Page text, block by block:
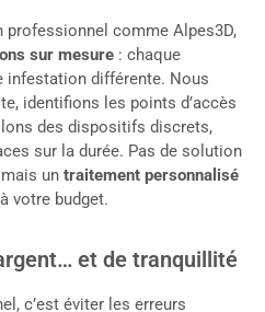
professionnel comme Alpes3D,
sur mesure : chaque
infestation différente. Nous
identifions les points d’accès
des dispositifs discrets,
sur la durée. Pas de solution
un traitement personnalisé
votre budget.
et de tranquillité
c’est éviter les erreurs